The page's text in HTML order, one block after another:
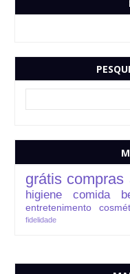
grátis compras
higiene
comida
entretenimento
fidelidade